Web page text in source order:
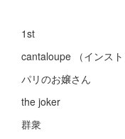
1st
cantaloupe （インスト
パリのお嬢さん
the joker
群衆